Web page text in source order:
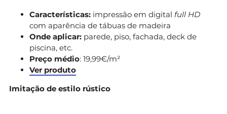
Características: impressão em digital full HD
com aparência de tábuas de madeira
Onde aplicar: parede, piso, fachada, deck de
piscina, etc.
Preço médio: 19,99€/m²
Ver produto
Imitação de estilo rústico